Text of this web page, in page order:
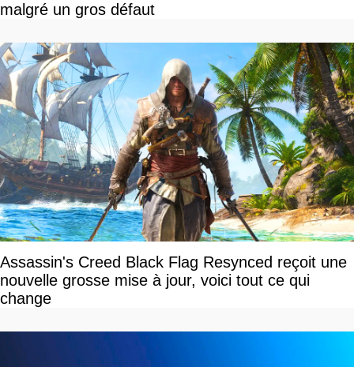
malgré un gros défaut
Assassin's Creed Black Flag Resynced reçoit une
nouvelle grosse mise à jour, voici tout ce qui
change